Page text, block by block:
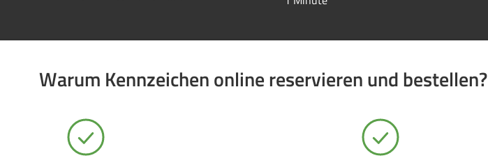
Warum Kennzeichen online reservieren und bestellen?